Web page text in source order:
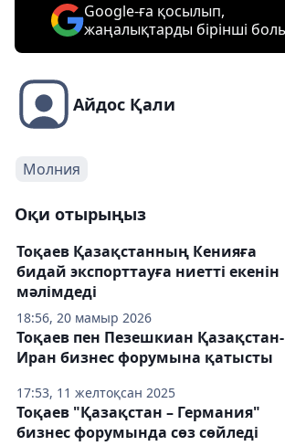
Google-ға қосылып,
жаңалықтарды бірінші
Айдос Қали
Молния
Оқи отырыңыз
18:56, 20 мамыр 2026
Тоқаев Қазақстанның Кенияға
бидай экспорттауға ниетті екенін
мәлімдеді
17:53, 11 желтоқсан 2025
Тоқаев пен Пезешкиан Қазақстан-
Иран бизнес форумына қатысты
Тоқаев "Қазақстан – Германия"
бизнес форумында сөз сөйледі